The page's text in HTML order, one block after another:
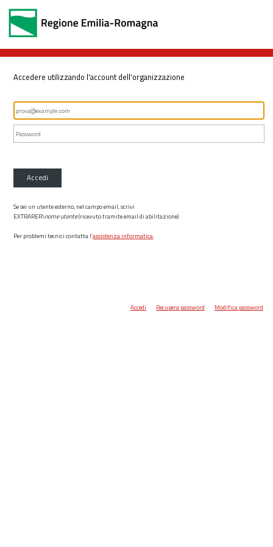
Accedere utilizzando l'account dell'organizzazione
Accedi
Se sei un utente esterno, nel campo email, scrivi
EXTRARER\nome utente(ricevuto tramite email di abilitazione)
Per problemi tecnici contatta l’assistenza informatica.
Accedi Recupera password Modifica password